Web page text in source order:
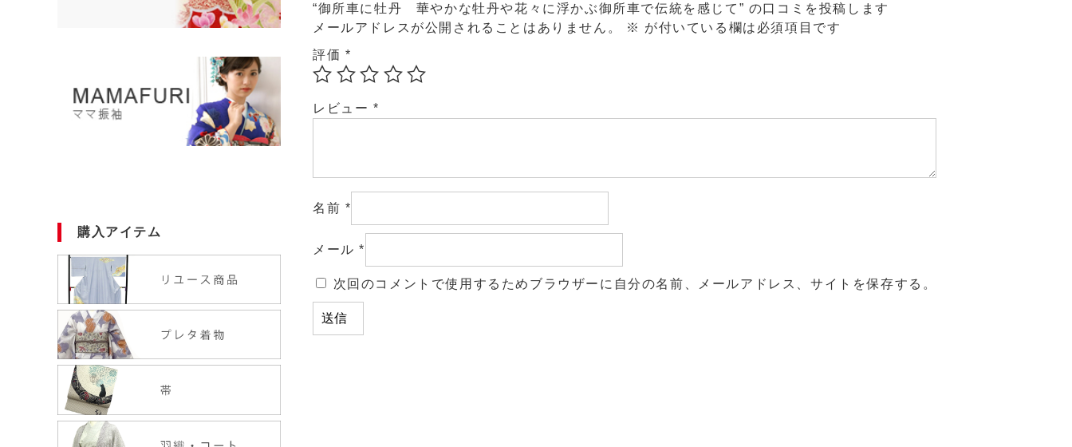
購入アイテム
“御所車に牡丹 華やかな牡丹や花々に浮かぶ御所車で伝統を感じて” の口コミを投稿します
メールアドレスが公開されることはありません。
※ が付いている欄は必須項目です
評価 *
レビュー *
名前 *
メール*
次回のコメントで使用するためブラウザーに自分の名前、メールアドレス、サイトを保存する。